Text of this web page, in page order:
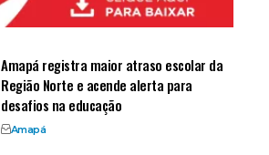
Amapá registra maior atraso escolar da
Região Norte e acende alerta para
desafios na educação
Amapá